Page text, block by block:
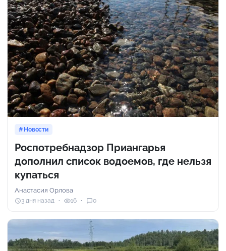
Новости
Роспотребнадзор Приангарья
дополнил список водоемов, где нельзя
купаться
Анастасия Орлова
3 дня назад 16 0